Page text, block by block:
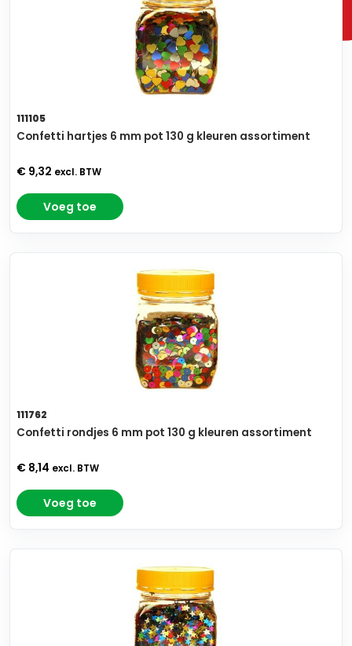
111105
Confetti hartjes 6 mm pot 130 g kleuren assortiment
€ 9,32 excl. BTW
Voeg toe
111762
Confetti rondjes 6 mm pot 130 g kleuren assortiment
€ 8,14 excl. BTW
Voeg toe